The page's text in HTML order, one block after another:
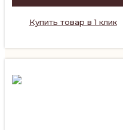
Купить товар в 1 клик